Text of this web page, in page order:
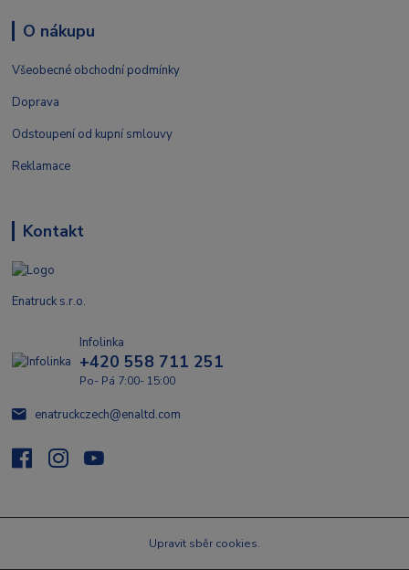
O nákupu
Všeobecné obchodní podmínky
Doprava
Odstoupení od kupní smlouvy
Reklamace
Kontakt
Enatruck s.r.o.
Infolinka
+420 558 711 251
Po- Pá 7:00- 15:00
enatruckczech@enaltd.com
Upravit sběr cookies.